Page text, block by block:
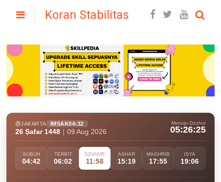
Koran Stabilitas
JAKARTA IMSAK04:32
26 Ṣafar 1448 09 Aug 2026
Menuju Dzuhur
05:26:24
SUBUH
04:42
TERBIT
06:02
DZUHUR
11:58
ASHAR
15:19
MAGHRIB
17:55
ISYA
19:06